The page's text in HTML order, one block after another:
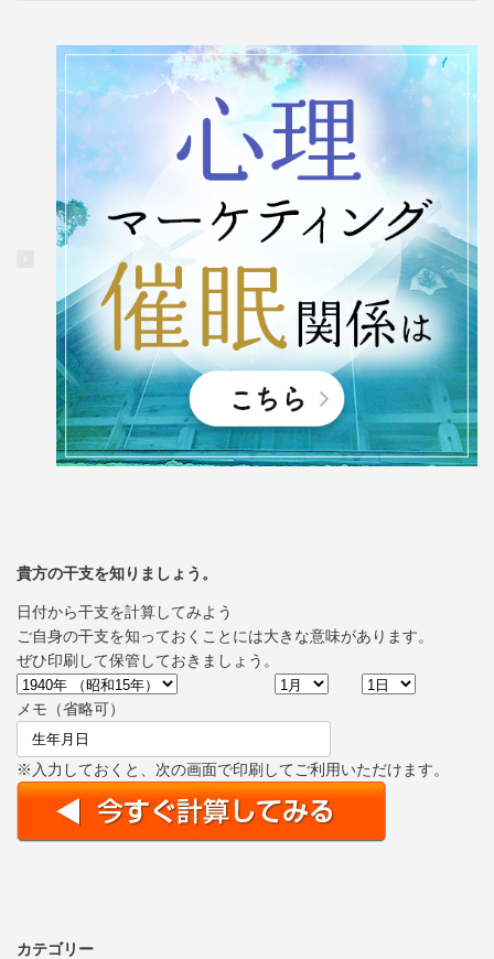
貴方の干支を知りましょう。
日付から干支を計算してみよう
ご自身の干支を知っておくことには大きな意味があります。
ぜひ印刷して保管しておきましょう。
メモ（省略可）
※入力しておくと、次の画面で印刷してご利用いただけます。
カテゴリー